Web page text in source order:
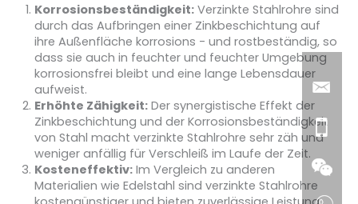
Korrosionsbeständigkeit:Verzinkte Stahlrohre sind
durch das Aufbringen einer Zinkbeschichtung auf
ihre Außenfläche korrosions - und rostbeständig, so
dass sie auch in feuchter und feuchter Umgebung
korrosionsfrei bleibt und eine lange Lebensdauer
aufweist.
Erhöhte Zähigkeit:Der synergistische Effekt der
Zinkbeschichtung und der Korrosionsbeständigkeit
von Stahl macht verzinkte Stahlrohre sehr zäh und
weniger anfällig für Verschleiß im Laufe der Zeit.
Kosteneffektiv:Im Vergleich zu anderen
Materialien wie Edelstahl sind verzinkte Stahlrohre